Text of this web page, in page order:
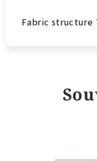
Fabric structure